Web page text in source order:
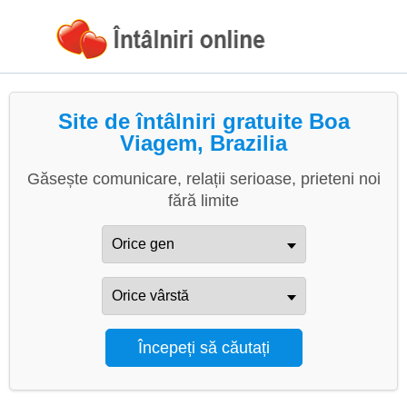
Site de întâlniri gratuite Boa
Viagem, Brazilia
Găsește comunicare, relații serioase, prieteni noi
fără limite